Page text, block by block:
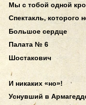
Мы с тобой одной
Спектакль, которого
Большое сердце
Палата № 6
Шостакович
И никаких «но»!
Уснувший в